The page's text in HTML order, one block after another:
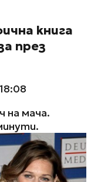
книга
през
на мача.